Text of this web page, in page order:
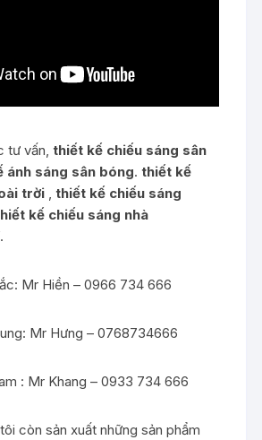
tư vấn,thiết kế chiếu sáng sân
ánh sáng sân bóng.thiết kế
trời ,thiết kế chiếu sáng
kế chiếu sáng nhà
Mr Hiền – 0966 734 666
Mr Hưng – 0768734666
: Mr Khang – 0933 734 666
còn sản xuất những sản phẩm